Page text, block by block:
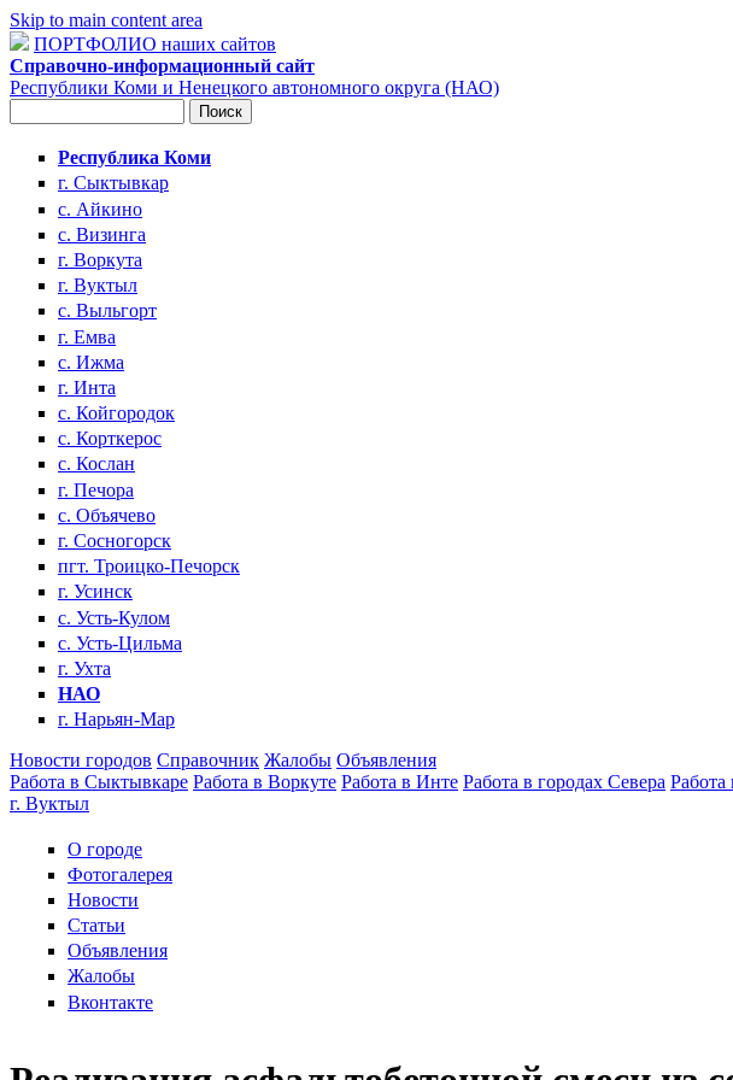
Skip to main content area
ПОРТФОЛИО наших сайтов
Справочно-информационный сайт
Республики Коми и Ненецкого автономного округа (НАО)
Республика Коми
г. Сыктывкар
с. Айкино
с. Визинга
г. Воркута
г. Вуктыл
с. Выльгорт
г. Емва
с. Ижма
г. Инта
с. Койгородок
с. Корткерос
с. Кослан
г. Печора
с. Объячево
г. Сосногорск
пгт. Троицко-Печорск
г. Усинск
с. Усть-Кулом
с. Усть-Цильма
г. Ухта
НАО
г. Нарьян-Мар
Новости городов Справочник Жалобы Объявления
Работа в Сыктывкаре Работа в Воркуте Работа в Инте Работа в городах Севера Работа
г. Вуктыл
О городе
Фотогалерея
Новости
Статьи
Объявления
Жалобы
Вконтакте